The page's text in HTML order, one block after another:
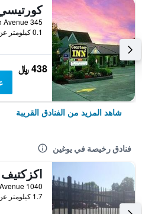
0.1 كيلومتر عن وسط المدينة
438 ﷼
شاهد المزيد من الفنادق القريبة
فنادق رخيصة في يوغين
1.7 كيلومتر عن وسط المدينة